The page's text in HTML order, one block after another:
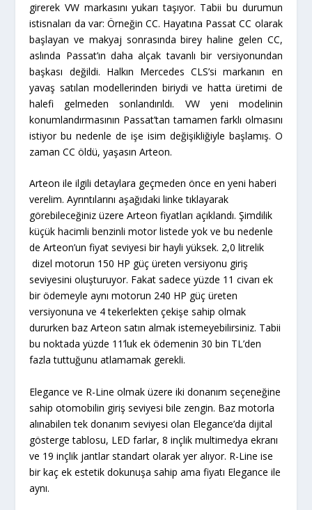
girerek VW markasını yukarı taşıyor. Tabii bu durumun
istisnaları da var: Örneğin CC. Hayatına Passat CC olarak
başlayan ve makyaj sonrasında birey haline gelen CC,
aslında Passat’ın daha alçak tavanlı bir versiyonundan
başkası değildi. Halkın Mercedes CLS’si markanın en
yavaş satılan modellerinden biriydi ve hatta üretimi de
halefi gelmeden sonlandırıldı. VW yeni modelinin
konumlandırmasının Passat’tan tamamen farklı olmasını
istiyor bu nedenle de işe isim değişikliğiyle başlamış. O
zaman CC öldü, yaşasın Arteon.
Arteon ile ilgili detaylara geçmeden önce en yeni haberi
verelim. Ayrıntılarını aşağıdaki linke tıklayarak
görebileceğiniz üzere Arteon fiyatları açıklandı. Şimdilik
küçük hacimli benzinli motor listede yok ve bu nedenle
de Arteon’un fiyat seviyesi bir hayli yüksek. 2,0 litrelik
dizel motorun 150 HP güç üreten versiyonu giriş
seviyesini oluşturuyor. Fakat sadece yüzde 11 civarı ek
bir ödemeyle aynı motorun 240 HP güç üreten
versiyonuna ve 4 tekerlekten çekişe sahip olmak
dururken baz Arteon satın almak istemeyebilirsiniz. Tabii
bu noktada yüzde 11’luk ek ödemenin 30 bin TL’den
fazla tuttuğunu atlamamak gerekli.
Elegance ve R-Line olmak üzere iki donanım seçeneğine
sahip otomobilin giriş seviyesi bile zengin. Baz motorla
alınabilen tek donanım seviyesi olan Elegance’da dijital
gösterge tablosu, LED farlar, 8 inçlik multimedya ekranı
ve 19 inçlik jantlar standart olarak yer alıyor. R-Line ise
bir kaç ek estetik dokunuşa sahip ama fiyatı Elegance ile
aynı.